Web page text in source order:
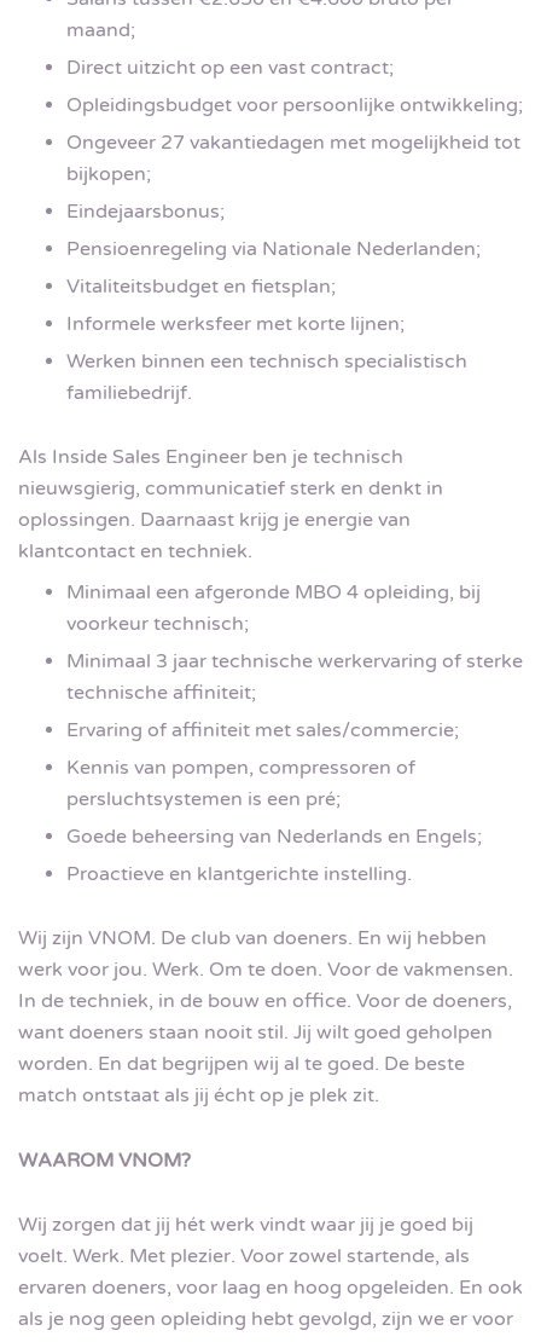
maand;
Direct uitzicht op een vast contract;
Opleidingsbudget voor persoonlijke ontwikkeling;
Ongeveer 27 vakantiedagen met mogelijkheid tot
bijkopen;
Eindejaarsbonus;
Pensioenregeling via Nationale Nederlanden;
Vitaliteitsbudget en fietsplan;
Informele werksfeer met korte lijnen;
Werken binnen een technisch specialistisch
familiebedrijf.
Als Inside Sales Engineer ben je technisch
nieuwsgierig, communicatief sterk en denkt in
oplossingen. Daarnaast krijg je energie van
klantcontact en techniek.
Minimaal een afgeronde MBO 4 opleiding, bij
voorkeur technisch;
Minimaal 3 jaar technische werkervaring of sterke
technische affiniteit;
Ervaring of affiniteit met sales/commercie;
Kennis van pompen, compressoren of
persluchtsystemen is een pré;
Goede beheersing van Nederlands en Engels;
Proactieve en klantgerichte instelling.
Wij zijn VNOM. De club van doeners. En wij hebben
werk voor jou. Werk. Om te doen. Voor de vakmensen.
In de techniek, in de bouw en office. Voor de doeners,
want doeners staan nooit stil. Jij wilt goed geholpen
worden. En dat begrijpen wij al te goed. De beste
match ontstaat als jij écht op je plek zit.
WAAROM VNOM?
Wij zorgen dat jij hét werk vindt waar jij je goed bij
voelt. Werk. Met plezier. Voor zowel startende, als
ervaren doeners, voor laag en hoog opgeleiden. En ook
als je nog geen opleiding hebt gevolgd, zijn we er voor